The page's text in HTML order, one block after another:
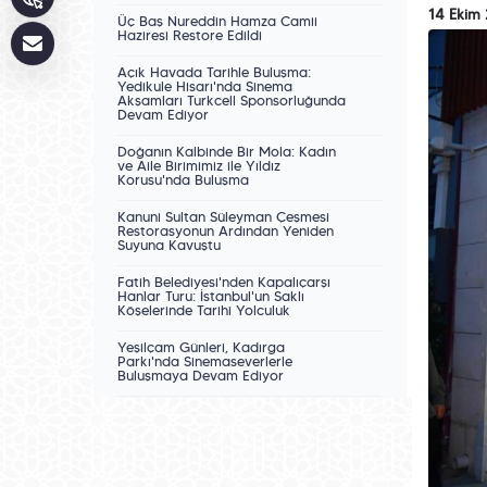
Üç Baş Nureddin Hamza Camii
Haziresi Restore Edildi
Açık Havada Tarihle Buluşma:
Yedikule Hisarı'nda Sinema
Akşamları Turkcell Sponsorluğunda
Devam Ediyor
Doğanın Kalbinde Bir Mola: Kadın
ve Aile Birimimiz ile Yıldız
Korusu'nda Buluşma
Kanuni Sultan Süleyman Çeşmesi
Restorasyonun Ardından Yeniden
Suyuna Kavuştu
Fatih Belediyesi'nden Kapalıçarşı
Hanlar Turu: İstanbul'un Saklı
Köşelerinde Tarihî Yolculuk
Yeşilçam Günleri, Kadırga
Parkı'nda Sinemaseverlerle
Buluşmaya Devam Ediyor
14 Ekim